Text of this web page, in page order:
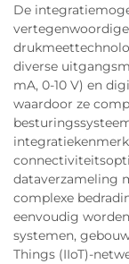
De
diverse
mA, 0-10 V) en
waardoor ze
dataverzameling
complexe
eenvoudig
systemen,
Things (IIoT)-